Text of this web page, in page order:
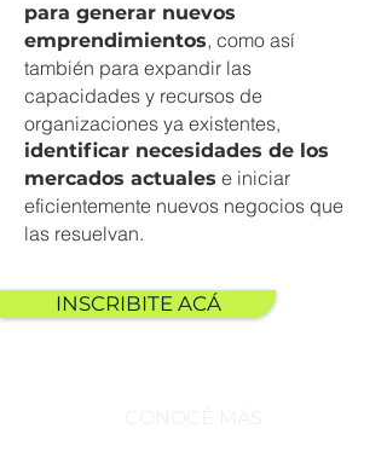
para generar nuevos
emprendimientos, como así
también para expandir las
capacidades y recursos de
organizaciones ya existentes,
identificar necesidades de los
mercados actuales e iniciar
eficientemente nuevos negocios que
las resuelvan.
INSCRIBITE ACÁ